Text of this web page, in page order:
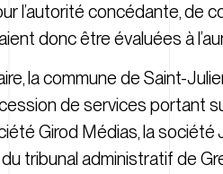
l’autorité concédante,
donc être évaluées à
la commune de Saint-
de services portant
Girod Médias, la société
tribunal administratif de